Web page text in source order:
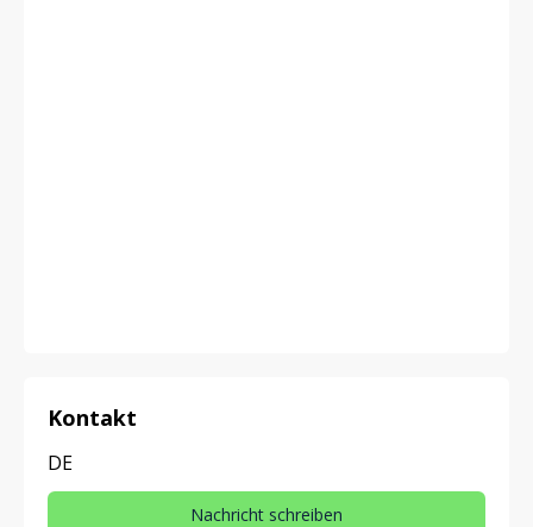
Kontakt
DE
Nachricht schreiben